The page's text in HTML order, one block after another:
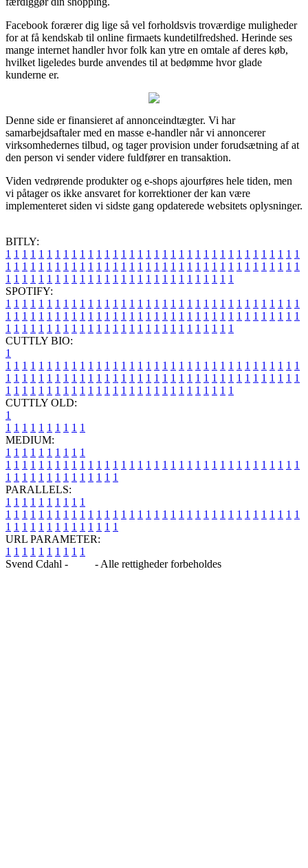
Facebook forærer dig lige så vel forholdsvis troværdige muligheder
for at få kendskab til online firmaets kundetilfredshed. Herinde ses
mange internet handler hvor folk kan ytre en omtale af deres køb,
hvilket ligeledes burde anvendes til at bedømme hvor glade
kunderne er.
Denne side er finansieret af annonceindtægter. Vi har
samarbejdsaftaler med en masse e-handler når vi annoncerer
virksomhedernes tilbud, og tager provision under forudsætning af at
den person vi sender videre fuldfører en transaktion.
Viden vedrørende produkter og e-shops ajourføres hele tiden, men
vi påtager os ikke ansvaret for korrektioner der kan være
implementeret siden vi sidste gang opdaterede websitets oplysninger.
BITLY:
1 1 1 1 1 1 1 1 1 1 1 1 1 1 1 1 1 1 1 1 1 1 1 1 1 1 1 1 1 1 1 1 1 1 1 1
1 1 1 1 1 1 1 1 1 1 1 1 1 1 1 1 1 1 1 1 1 1 1 1 1 1 1 1 1 1 1 1 1 1 1 1
1 1 1 1 1 1 1 1 1 1 1 1 1 1 1 1 1 1 1 1 1 1 1 1 1 1 1 1
SPOTIFY:
1 1 1 1 1 1 1 1 1 1 1 1 1 1 1 1 1 1 1 1 1 1 1 1 1 1 1 1 1 1 1 1 1 1 1 1
1 1 1 1 1 1 1 1 1 1 1 1 1 1 1 1 1 1 1 1 1 1 1 1 1 1 1 1 1 1 1 1 1 1 1 1
1 1 1 1 1 1 1 1 1 1 1 1 1 1 1 1 1 1 1 1 1 1 1 1 1 1 1 1
CUTTLY BIO:
1
1 1 1 1 1 1 1 1 1 1 1 1 1 1 1 1 1 1 1 1 1 1 1 1 1 1 1 1 1 1 1 1 1 1 1 1
1 1 1 1 1 1 1 1 1 1 1 1 1 1 1 1 1 1 1 1 1 1 1 1 1 1 1 1 1 1 1 1 1 1 1 1
1 1 1 1 1 1 1 1 1 1 1 1 1 1 1 1 1 1 1 1 1 1 1 1 1 1 1 1
CUTTLY OLD:
1
1 1 1 1 1 1 1 1 1 1
MEDIUM:
1 1 1 1 1 1 1 1 1 1
1 1 1 1 1 1 1 1 1 1 1 1 1 1 1 1 1 1 1 1 1 1 1 1 1 1 1 1 1 1 1 1 1 1 1 1
1 1 1 1 1 1 1 1 1 1 1 1 1 1
PARALLELS:
1 1 1 1 1 1 1 1 1 1
1 1 1 1 1 1 1 1 1 1 1 1 1 1 1 1 1 1 1 1 1 1 1 1 1 1 1 1 1 1 1 1 1 1 1 1
1 1 1 1 1 1 1 1 1 1 1 1 1 1
URL PARAMETER:
1 1 1 1 1 1 1 1 1 1
Svend Cdahl -
- Alle rettigheder forbeholdes